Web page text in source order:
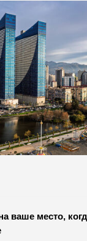
ваше место,